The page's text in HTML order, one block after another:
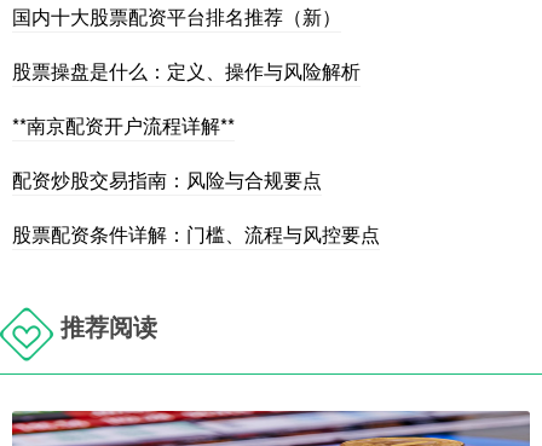
国内十大股票配资平台排名推荐（新）
股票操盘是什么：定义、操作与风险解析
**南京配资开户流程详解**
配资炒股交易指南：风险与合规要点
股票配资条件详解：门槛、流程与风控要点
推荐阅读